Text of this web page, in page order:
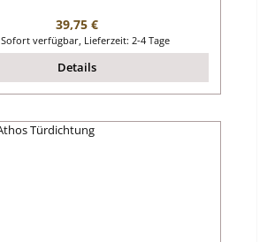
Regulärer Preis:
39,75 €
Sofort verfügbar, Lieferzeit: 2-4 Tage
Details